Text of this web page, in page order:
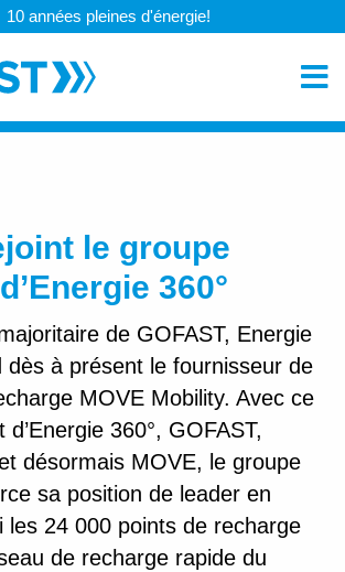
10 années pleines d'énergie!
le groupe
360°
de GOFAST, Energie
dès à présent le fournisseur de
MOVE Mobility. Avec ce
360°, GOFAST,
désormais MOVE, le groupe
sa position de leader en
les 24 000 points de recharge
de recharge rapide du